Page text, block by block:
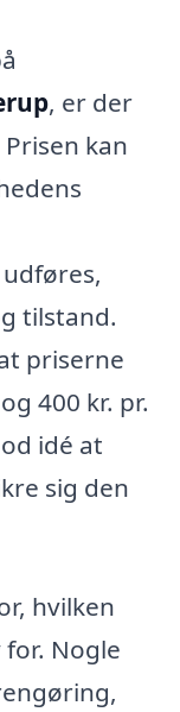
, er der
kan
tilstand.
priserne
400 kr. pr.
idé at
sig den
hvilken
Nogle